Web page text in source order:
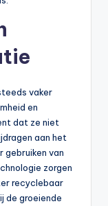
vaker
en
dat ze niet
aan het
gebruiken van
zorgen
recyclebaar
de groeiende